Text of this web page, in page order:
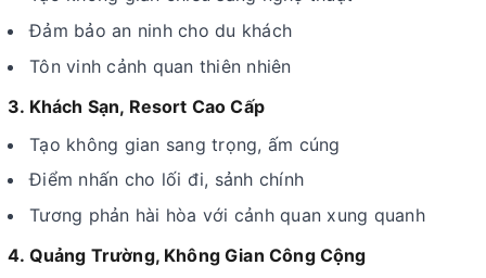
Đảm bảo an ninh cho du khách
Tôn vinh cảnh quan thiên nhiên
3. Khách Sạn, Resort Cao Cấp
Tạo không gian sang trọng, ấm cúng
Điểm nhấn cho lối đi, sảnh chính
Tương phản hài hòa với cảnh quan xung quanh
4. Quảng Trường, Không Gian Công Cộng